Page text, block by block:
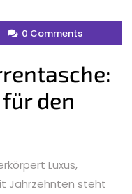
0 Comments
den
Luxus,
Jahrzehnten steht